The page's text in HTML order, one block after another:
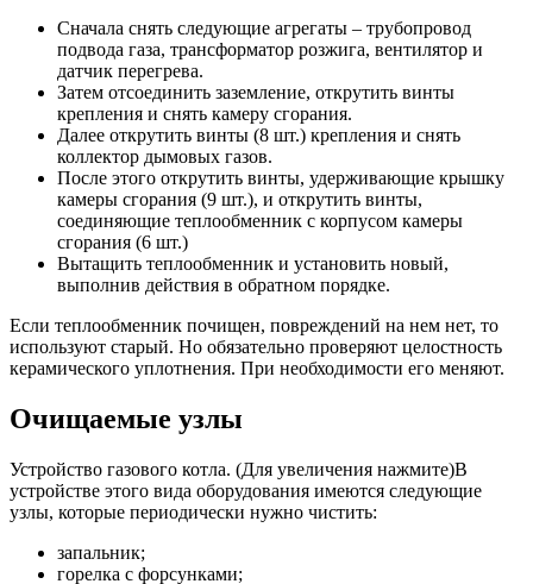
Сначала снять следующие агрегаты – трубопровод
подвода газа, трансформатор розжига, вентилятор и
датчик перегрева.
Затем отсоединить заземление, открутить винты
крепления и снять камеру сгорания.
Далее открутить винты (8 шт.) крепления и снять
коллектор дымовых газов.
После этого открутить винты, удерживающие крышку
камеры сгорания (9 шт.), и открутить винты,
соединяющие теплообменник с корпусом камеры
сгорания (6 шт.)
Вытащить теплообменник и установить новый,
выполнив действия в обратном порядке.
Если теплообменник почищен, повреждений на нем нет, то
используют старый. Но обязательно проверяют целостность
керамического уплотнения. При необходимости его меняют.
Очищаемые узлы
Устройство газового котла. (Для увеличения нажмите)В
устройстве этого вида оборудования имеются следующие
узлы, которые периодически нужно чистить:
запальник;
горелка с форсунками;